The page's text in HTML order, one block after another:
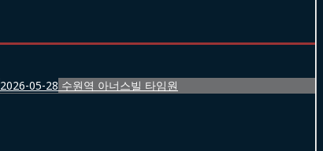
2026-05-28 수원역 아너스빌 타임원